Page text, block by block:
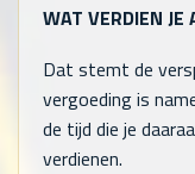
WAT VERDIEN JE
Dat stemt de
vergoeding is
de tijd die je
verdienen.